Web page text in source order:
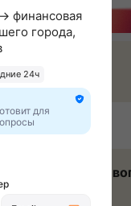
₽ в месяц
финансовая
города,
24ч
для